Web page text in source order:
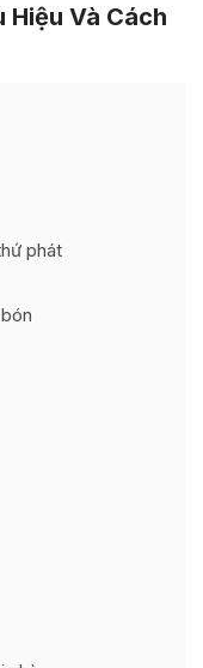
Hiệu Và Cách
phát